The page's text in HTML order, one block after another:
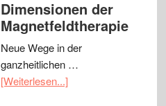
Dimensionen der
Magnetfeldtherapie
Neue Wege in der
ganzheitlichen …
[Weiterlesen...]